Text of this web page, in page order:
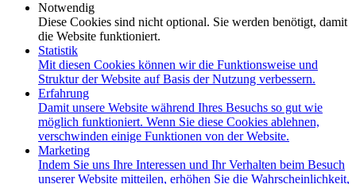
Notwendig
Diese Cookies sind nicht optional. Sie werden benötigt, damit
die Website funktioniert.
Statistik
Mit diesen Cookies können wir die Funktionsweise und
Struktur der Website auf Basis der Nutzung verbessern.
Erfahrung
Damit unsere Website während Ihres Besuchs so gut wie
möglich funktioniert. Wenn Sie diese Cookies ablehnen,
verschwinden einige Funktionen von der Website.
Marketing
Indem Sie uns Ihre Interessen und Ihr Verhalten beim Besuch
unserer Website mitteilen, erhöhen Sie die Wahrscheinlichkeit,